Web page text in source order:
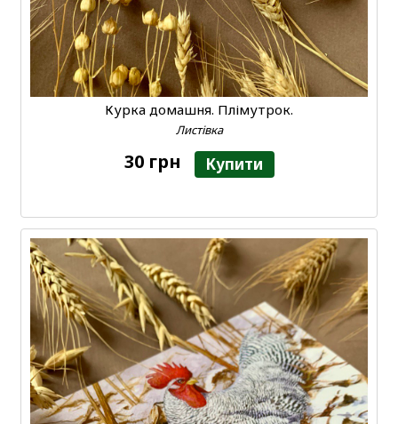
Курка домашня. Плімутрок.
Листівка
30 грн Купити